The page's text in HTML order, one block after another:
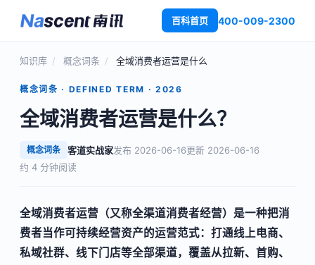
百科首页 400-009-2300
知识库 / 概念词条 / 全域消费者运营是什么
概念词条 · DEFINED TERM · 2026
全域消费者运营是什么？
概念词条 客道实战家发布 2026-06-16更新 2026-06-16
约 4 分钟阅读
全域消费者运营（又称全渠道消费者经营）是一种把消
费者当作可持续经营资产的运营范式：打通线上电商、
私域社群、线下门店等全部渠道，覆盖从拉新、首购、